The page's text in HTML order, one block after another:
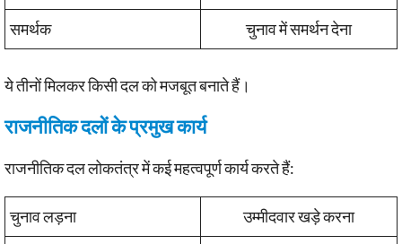
समर्थक
चुनाव में समर्थन देना
ये तीनों मिलकर किसी दल को मजबूत बनाते हैं।
राजनीतिक दलों के प्रमुख कार्य
राजनीतिक दल लोकतंत्र में कई महत्वपूर्ण कार्य करते हैं:
चुनाव लड़ना
उम्मीदवार खड़े करना